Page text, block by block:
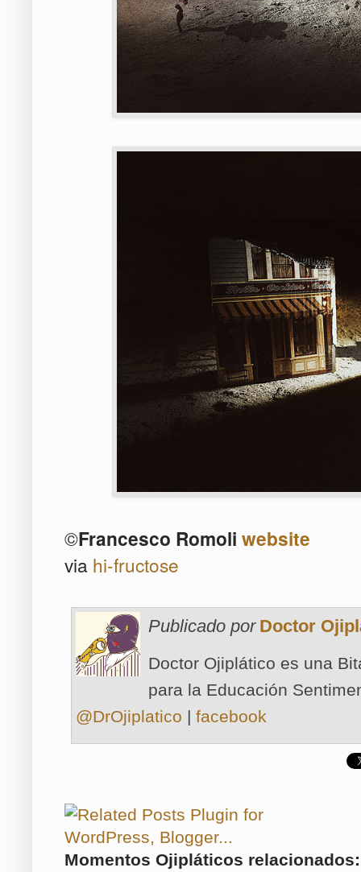
©Francesco Romoli website
via hi-fructose
Publicado por Doctor
Doctor Ojiplático es una
para la Educación
@DrOjiplatico | facebook
Momentos Ojipláticos relacionados: